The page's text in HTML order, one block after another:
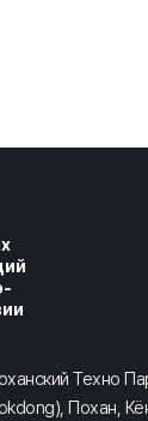
Техно
Похан,